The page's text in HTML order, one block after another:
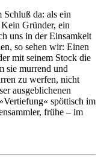
Schluß da: als ein
Gründer, ein
uns in der Einsamkeit
so sehen wir: Einen
mit seinem Stock die
sie murrend und
zu werfen, nicht
ausgeblichenen
spöttisch im
frühe – im